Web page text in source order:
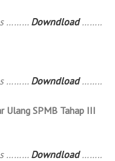
……… Downdload……..
……… Downdload ……..
Ulang SPMB Tahap III
……… Downdload……..